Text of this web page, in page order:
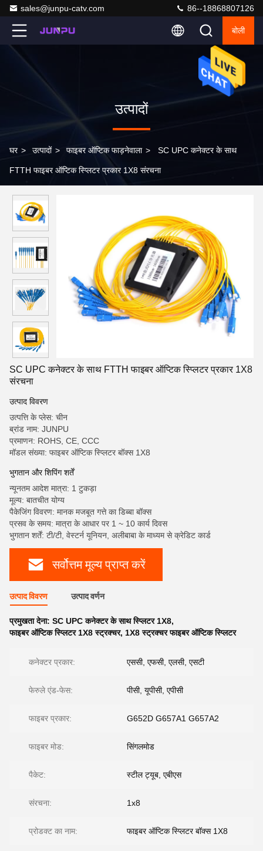
sales@junpu-catv.com 86--18868807126
बोली
उत्पादों
घर > उत्पादों > फाइबर ऑप्टिक फाड़नेवाला > SC UPC कनेक्टर के साथ
FTTH फाइबर ऑप्टिक स्प्लिटर प्रकार 1X8 संरचना
SC UPC कनेक्टर के साथ FTTH फाइबर ऑप्टिक स्प्लिटर प्रकार 1X8
संरचना
उत्पाद विवरण
उत्पत्ति के प्लेस: चीन
ब्रांड नाम: JUNPU
प्रमाणन: ROHS, CE, CCC
मॉडल संख्या: फाइबर ऑप्टिक स्प्लिटर बॉक्स 1X8
भुगतान और शिपिंग शर्तें
न्यूनतम आदेश मात्रा: 1 टुकड़ा
मूल्य: बातचीत योग्य
पैकेजिंग विवरण: मानक मजबूत गत्ते का डिब्बा बॉक्स
प्रसव के समय: मात्रा के आधार पर 1 ~ 10 कार्य दिवस
भुगतान शर्तें: टी/टी, वेस्टर्न यूनियन, अलीबाबा के माध्यम से क्रेडिट कार्ड
सर्वोत्तम मूल्य प्राप्त करें
उत्पाद विवरण उत्पाद वर्णन
प्रमुखता देना: SC UPC कनेक्टर के साथ स्प्लिटर 1X8,
फाइबर ऑप्टिक स्प्लिटर 1X8 स्ट्रक्चर, 1X8 स्ट्रक्चर फाइबर ऑप्टिक स्प्लिटर
कनेक्टर प्रकार: एससी, एफसी, एलसी, एसटी
फेरुले एंड-फेस: पीसी, यूपीसी, एपीसी
फाइबर प्रकार: G652D G657A1 G657A2
फाइबर मोड: सिंगलमोड
पैकेट: स्टील ट्यूब, एबीएस
संरचना: 1x8
प्रोडक्ट का नाम: फाइबर ऑप्टिक स्प्लिटर बॉक्स 1X8